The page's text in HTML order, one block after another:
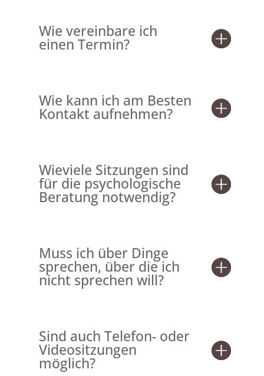
Wie vereinbare ich
einen Termin?
Wie kann ich am Besten
Kontakt aufnehmen?
Wieviele Sitzungen sind
für die psychologische
Beratung notwendig?
Muss ich über Dinge
sprechen, über die ich
nicht sprechen will?
Sind auch Telefon- oder
Videositzungen
möglich?